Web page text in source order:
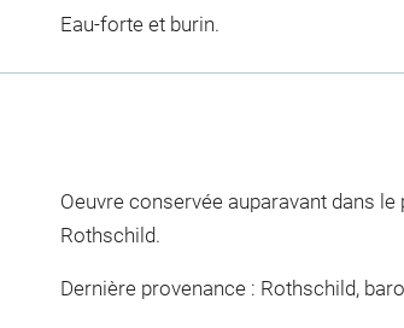
Eau-forte et burin.
Oeuvre conservée auparavant dans
Rothschild.
Dernière provenance : Rothschild,